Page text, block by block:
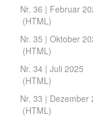
Nr. 36 | Februar
(HTML )
Nr. 35 | Oktober
(HTML )
Nr. 34 | Juli 2025
(HTML )
Nr. 33 | Dezember
(HTML )